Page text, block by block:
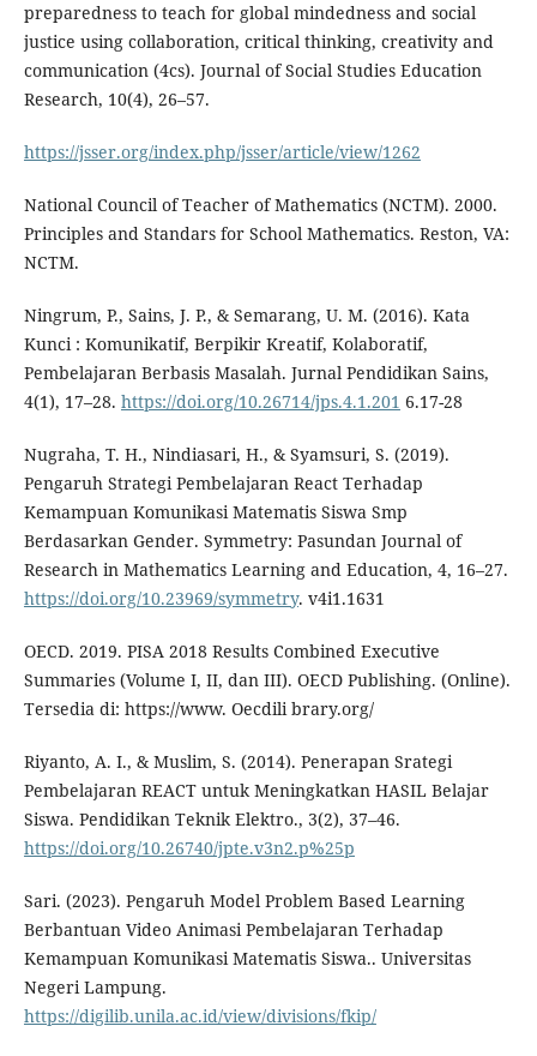
preparedness to teach for global mindedness and social
justice using collaboration, critical thinking, creativity and
communication (4cs). Journal of Social Studies Education
Research, 10(4), 26–57.
https://jsser.org/index.php/jsser/article/view/1262
National Council of Teacher of Mathematics (NCTM). 2000.
Principles and Standars for School Mathematics. Reston, VA:
NCTM.
Ningrum, P., Sains, J. P., & Semarang, U. M. (2016). Kata
Kunci : Komunikatif, Berpikir Kreatif, Kolaboratif,
Pembelajaran Berbasis Masalah. Jurnal Pendidikan Sains,
4(1), 17–28. https://doi.org/10.26714/jps.4.1.201 6.17-28
Nugraha, T. H., Nindiasari, H., & Syamsuri, S. (2019).
Pengaruh Strategi Pembelajaran React Terhadap
Kemampuan Komunikasi Matematis Siswa Smp
Berdasarkan Gender. Symmetry: Pasundan Journal of
Research in Mathematics Learning and Education, 4, 16–27.
https://doi.org/10.23969/symmetry. v4i1.1631
OECD. 2019. PISA 2018 Results Combined Executive
Summaries (Volume I, II, dan III). OECD Publishing. (Online).
Tersedia di: https://www. Oecdili brary.org/
Riyanto, A. I., & Muslim, S. (2014). Penerapan Srategi
Pembelajaran REACT untuk Meningkatkan HASIL Belajar
Siswa. Pendidikan Teknik Elektro., 3(2), 37–46.
https://doi.org/10.26740/jpte.v3n2.p%25p
Sari. (2023). Pengaruh Model Problem Based Learning
Berbantuan Video Animasi Pembelajaran Terhadap
Kemampuan Komunikasi Matematis Siswa.. Universitas
Negeri Lampung.
https://digilib.unila.ac.id/view/divisions/fkip/